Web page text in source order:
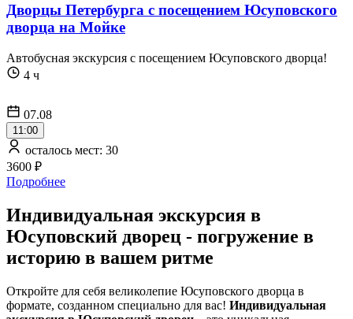
Дворцы Петербурга с посещением Юсуповского
дворца на Мойке
Автобусная экскурсия c посещением Юсуповского дворца!
4 ч
07.08
11:00
осталось мест: 30
3600 ₽
Подробнее
Индивидуальная экскурсия в
Юсуповский дворец - погружение в
историю в вашем ритме
Откройте для себя великолепие Юсуповского дворца в
формате, созданном специально для вас! Индивидуальная